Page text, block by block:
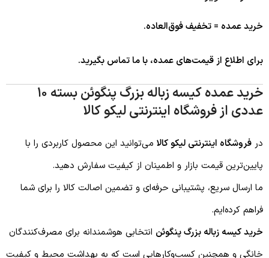
خرید عمده = تخفیف فوق‌العاده.
برای اطلاع از قیمت‌های عمده، با ما تماس بگیرید.
خرید عمده کیسه زباله بزرگ پنگوئن بسته ۱۰
عددی از فروشگاه اینترنتی لیکو کالا
در فروشگاه اینترنتی لیکو کالا می‌توانید این محصول کاربردی را با
پایین‌ترین قیمت بازار و اطمینان از کیفیت سفارش دهید.
ما ارسال سریع، پشتیبانی حرفه‌ای و تضمین اصالت کالا را برای شما
فراهم کرده‌ایم.
خرید کیسه زباله بزرگ پنگوئن انتخابی هوشمندانه برای مصرف‌کنندگان
خانگی و همچنین کسب‌وکارهایی است که به بهداشت محیط و کیفیت